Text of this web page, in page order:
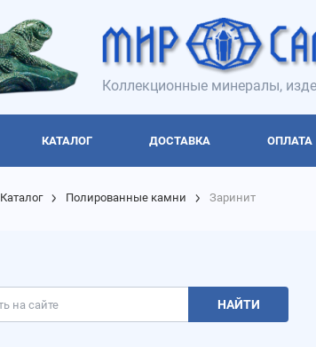
Коллекционные минералы,
КАТАЛОГ ДОСТАВКА ОПЛАТА
Каталог Полированные камни Заринит
НАЙТИ